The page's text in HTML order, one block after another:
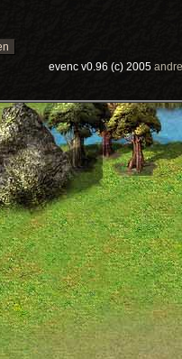
evenc v0.96 (c) 2005